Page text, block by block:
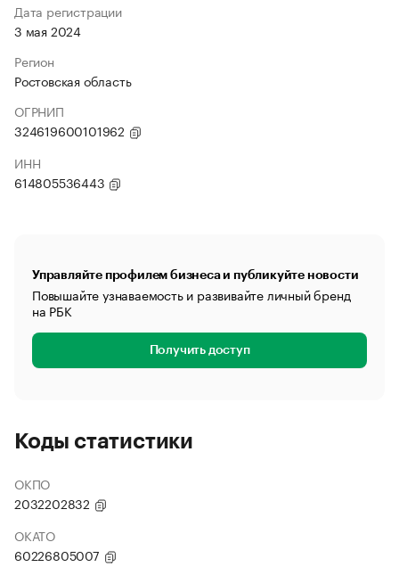
Дата регистрации
3 мая 2024
Регион
Ростовская область
ОГРНИП
324619600101962
ИНН
614805536443
Управляйте профилем бизнеса и публикуйте новости
Повышайте узнаваемость и развивайте личный бренд
на РБК
Получить доступ
Коды статистики
ОКПО
2032202832
ОКАТО
60226805007